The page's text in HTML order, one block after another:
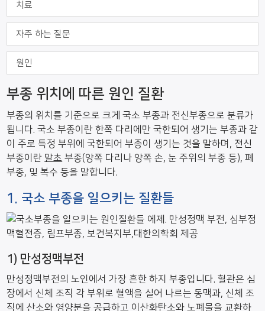
치료
자주 하는 질문
원인
부종 위치에 따른 원인 질환
부종의 위치를 기준으로 크게 국소 부종과 전신부종으로 분류가
됩니다. 국소 부종이란 한쪽 다리에만 국한되어 생기는 부종과 같
이 주로 특정 부위에 국한되어 부종이 생기는 것을 말하며, 전신
부종이란 말초 부종(양쪽 다리나 양쪽 손, 눈 주위의 부종 등), 폐
부종, 및 복수 등을 말합니다.
1. 국소 부종을 일으키는 질환들
1) 만성정맥부전
만성정맥부전의 노인에서 가장 흔한 하지 부종입니다. 혈관은 심
장에서 신체 조직 각 부위로 혈액을 실어 나르는 동맥과, 신체 조
직에 산소와 영양분을 공급하고 이산화탄소와 노폐물을 교환하